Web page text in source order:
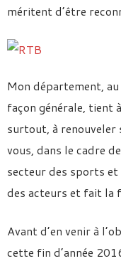
méritent d’être
Mon département,
façon générale, tient
surtout, à renouveler
vous, dans le cadre
secteur des sports
des acteurs et fait la
Avant d’en venir à
cette fin d’année